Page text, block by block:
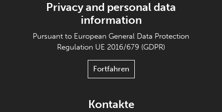
Privacy and personal data
information
Pursuant to European General Data Protection
Regulation UE 2016/679 (GDPR)
Fortfahren
Kontakte